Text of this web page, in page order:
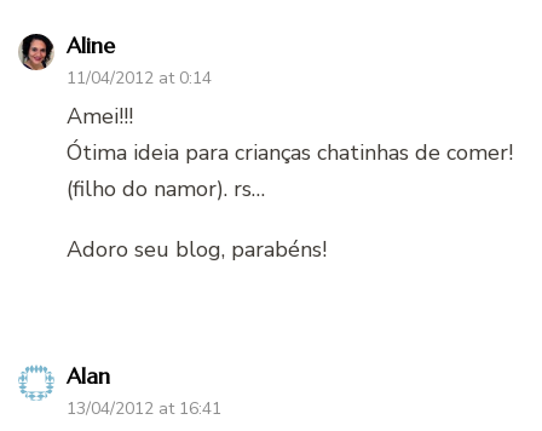
Aline
11/04/2012 at 0:14
Amei!!!
Ótima ideia para crianças chatinhas de comer!
(filho do namor). rs…
Adoro seu blog, parabéns!
Alan
13/04/2012 at 16:41